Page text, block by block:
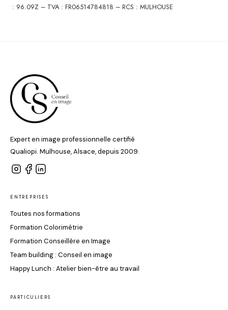
: 96.09Z – TVA : FR06514784818 – RCS : MULHOUSE
Expert en image professionnelle certifié
Qualiopi. Mulhouse, Alsace, depuis 2009.
ENTREPRISES
Toutes nos formations
Formation Colorimétrie
Formation Conseillère en Image
Team building : Conseil en image
Happy Lunch : Atelier bien-être au travail
PARTICULIERS